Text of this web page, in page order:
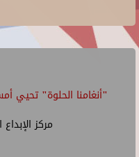
"أنغامنا الحلوة" تحيي
مركز